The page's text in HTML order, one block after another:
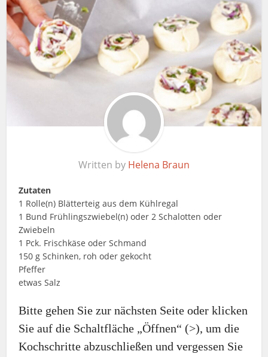
Written by Helena Braun
Zutaten
1 Rolle(n) Blätterteig aus dem Kühlregal
1 Bund Frühlingszwiebel(n) oder 2 Schalotten oder
Zwiebeln
1 Pck. Frischkäse oder Schmand
150 g Schinken, roh oder gekocht
Pfeffer
etwas Salz
Bitte gehen Sie zur nächsten Seite oder klicken
Sie auf die Schaltfläche „Öffnen“ (>), um die
Kochschritte abzuschließen und vergessen Sie